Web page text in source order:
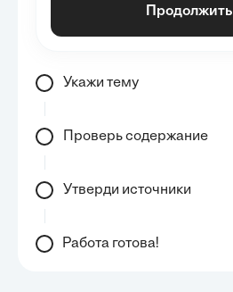
Продолжить
Укажи тему
Проверь содержание
Утверди источники
Работа готова!